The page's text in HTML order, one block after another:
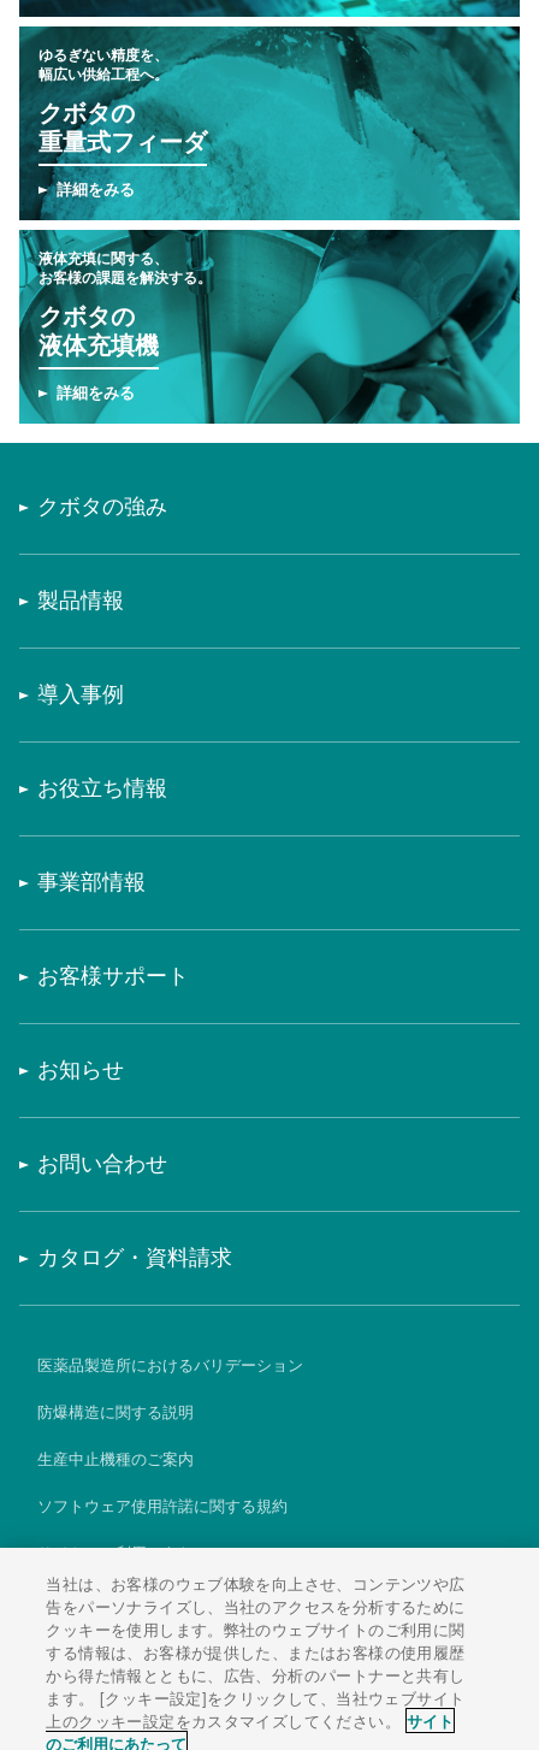
ゆるぎない精度を、
幅広い供給工程へ。
クボタの
重量式フィーダ
詳細をみる
液体充填に関する、
お客様の課題を解決する。
クボタの
液体充填機
詳細をみる
クボタの強み
製品情報
導入事例
お役立ち情報
事業部情報
お客様サポート
お知らせ
お問い合わせ
カタログ・資料請求
医薬品製造所におけるバリデーション
防爆構造に関する説明
生産中止機種のご案内
ソフトウェア使用許諾に関する規約
サイトのご利用にあたって
個人情報保護方針
Global
当社は、お客様のウェブ体験を向上させ、コンテンツや広
告をパーソナライズし、当社のアクセスを分析するために
クッキーを使用します。弊社のウェブサイトのご利用に関
する情報は、お客様が提供した、またはお客様の使用履歴
から得た情報とともに、広告、分析のパートナーと共有し
ます。 [クッキー設定]をクリックして、当社ウェブサイト
上のクッキー設定をカスタマイズしてください。
サイト
のご利用にあたって